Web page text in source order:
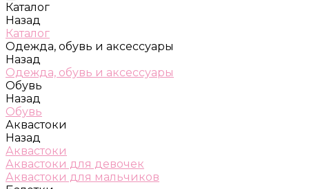
Каталог
Назад
Каталог
Одежда, обувь и аксессуары
Назад
Одежда, обувь и аксессуары
Обувь
Назад
Обувь
Аквастоки
Назад
Аквастоки
Аквастоки для девочек
Аквастоки для мальчиков